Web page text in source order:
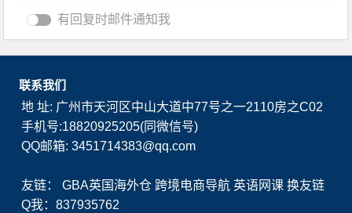
有回复时邮件通知我
联系我们
地 址: 广州市天河区中山大道中77号之一2110房之C02
手机号:18820925205(同微信号)
QQ邮箱: 3451714383@qq.com
友链：GBA英国海外仓 跨境电商导航 英语网课 换友链
Q我：837935762